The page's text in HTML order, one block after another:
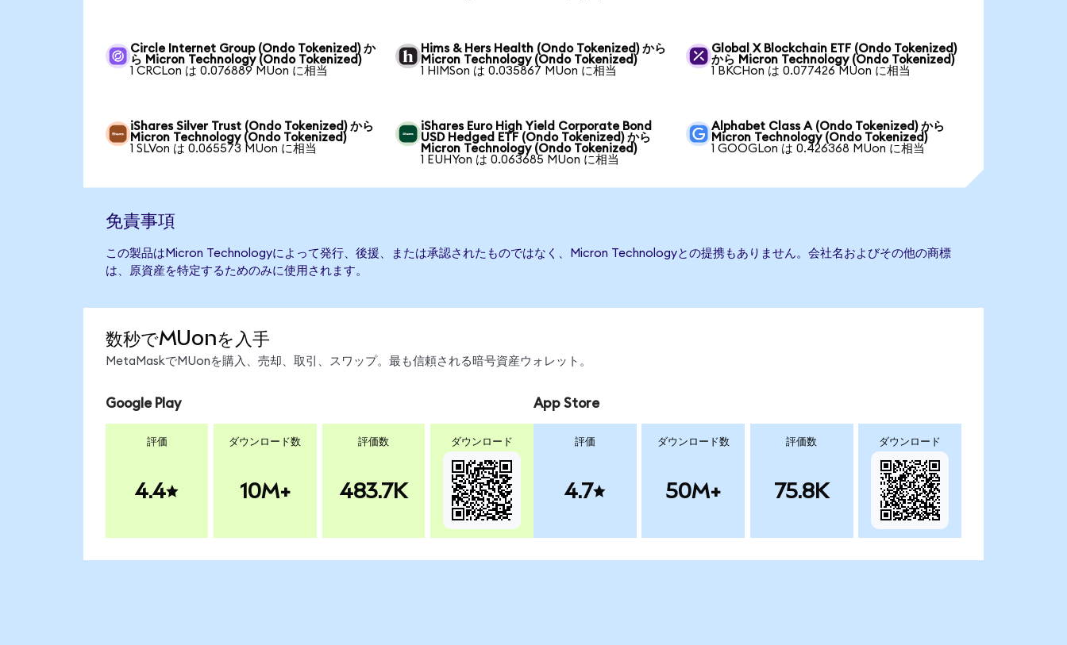
Circle Internet Group (Ondo Tokenized) か
ら Micron Technology (Ondo Tokenized)
1 CRCLon は 0.076889 MUon に相当
Hims & Hers Health (Ondo Tokenized) から
Micron Technology (Ondo Tokenized)
1 HIMSon は 0.035867 MUon に相当
Global X Blockchain ETF (Ondo Tokenized)
から Micron Technology (Ondo Tokenized)
1 BKCHon は 0.077426 MUon に相当
iShares Silver Trust (Ondo Tokenized) から
Micron Technology (Ondo Tokenized)
1 SLVon は 0.065573 MUon に相当
iShares Euro High Yield Corporate Bond
USD Hedged ETF (Ondo Tokenized) から
Micron Technology (Ondo Tokenized)
1 EUHYon は 0.063685 MUon に相当
Alphabet Class A (Ondo Tokenized) から
Micron Technology (Ondo Tokenized)
1 GOOGLon は 0.426368 MUon に相当
免責事項
この製品はMicron Technologyによって発行、後援、または承認されたものではなく、Micron Technologyとの提携もありません。会社名およびその他の商標
は、原資産を特定するためのみに使用されます。
数秒でMUonを入手
MetaMaskでMUonを購入、売却、取引、スワップ。最も信頼される暗号資産ウォレット。
Google Play
評価
4.4
ダウンロード数
10M+
評価数
483.7K
ダウンロード
App Store
評価
4.7
ダウンロード数
50M+
評価数
75.8K
ダウンロード